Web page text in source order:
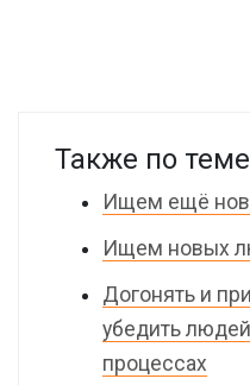
Также по
Ищем ещё
Ищем новых
Догонять и
убедить
процессах